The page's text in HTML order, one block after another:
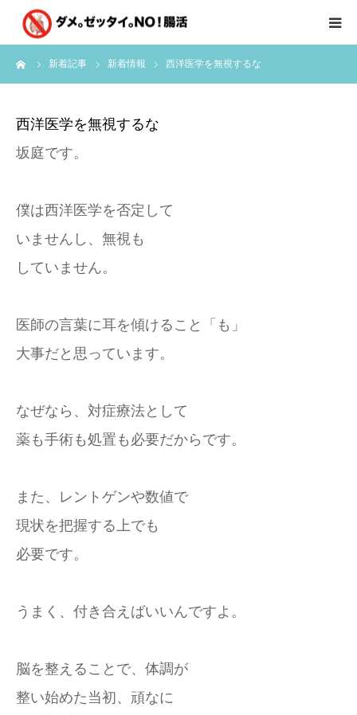
新着記事 新着情報 西洋医学を無視するな
西洋医学を無視するな
坂庭です。
僕は西洋医学を否定して
いませんし、無視も
していません。
医師の言葉に耳を傾けること「も」
大事だと思っています。
なぜなら、対症療法として
薬も手術も処置も必要だからです。
また、レントゲンや数値で
現状を把握する上でも
必要です。
うまく、付き合えばいいんですよ。
脳を整えることで、体調が
整い始めた当初、頑なに
はじめに
個別コンサルのご感想
会員限定お茶会
有料会員限定特別メニュー